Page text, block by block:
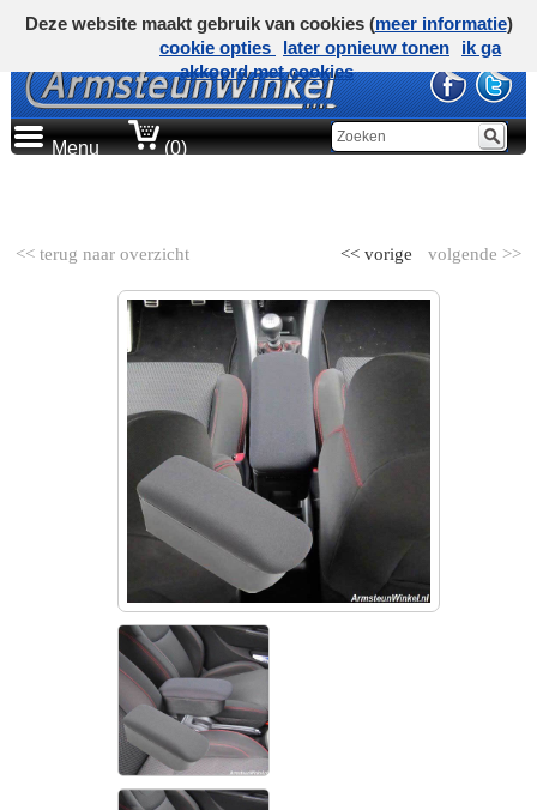
Menu (0)
<< terug naar overzicht volgende >>
<< vorige
Deze website maakt gebruik van cookies (meer informatie)
cookie opties
later opnieuw tonen
ik ga
akkoord met cookies